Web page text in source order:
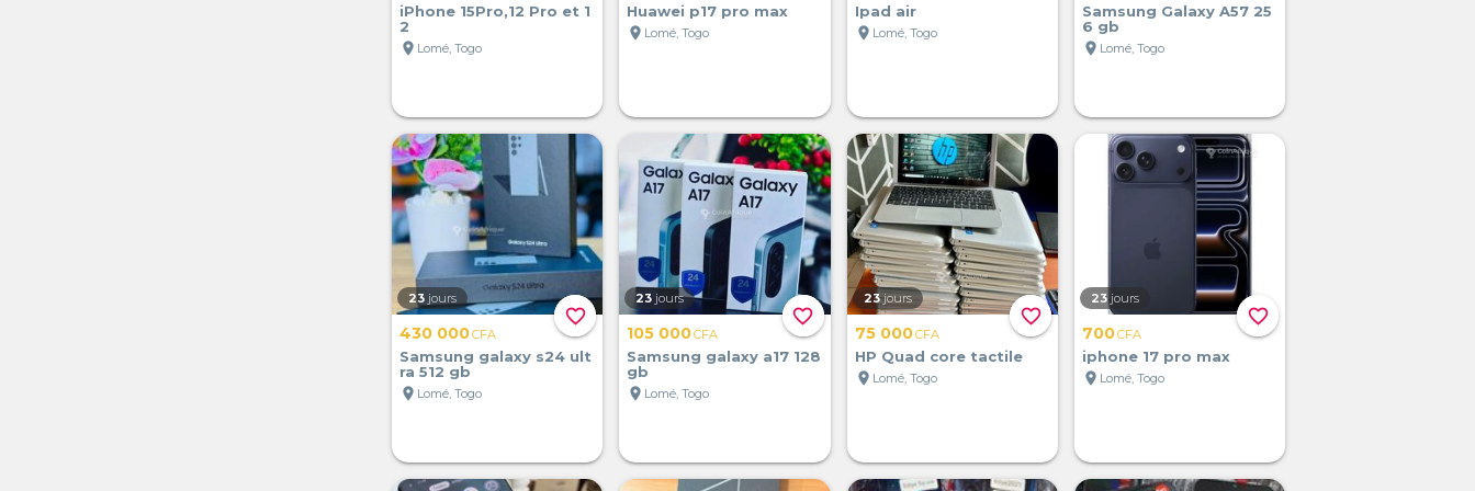
iPhone 15Pro,12 Pro et 1
2
location_on Lomé, Togo
Huawei p17 pro max
location_on Lomé, Togo
Ipad air
location_on Lomé, Togo
Samsung Galaxy A57 25
6 gb
location_on Lomé, Togo
favorite_border
23 jours
430 000CFA
Samsung galaxy s24 ult
ra 512 gb
location_on Lomé, Togo
favorite_border
23 jours
105 000CFA
Samsung galaxy a17 128
gb
location_on Lomé, Togo
favorite_border
23 jours
75 000CFA
HP Quad core tactile
location_on Lomé, Togo
favorite_border
23 jours
700CFA
iphone 17 pro max
location_on Lomé, Togo